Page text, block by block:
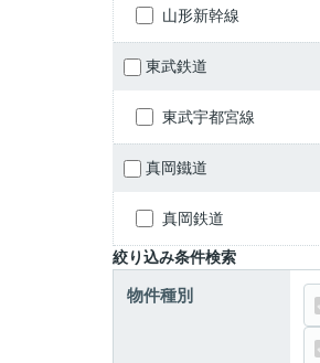
山形新幹線
東武鉄道
東武宇都宮線
真岡鐵道
真岡鉄道
絞り込み条件検索
物件種別